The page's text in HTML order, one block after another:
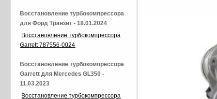
Восстановление турбокомпрессора
для Форд Транзит - 18.01.2024
Восстановление турбокомпрессора
Garrett 787556-0024
Восстановление турбокомпрессора
Garrett для Mercedes GL350 -
11.03.2023
Восстановление турбокомпрессора